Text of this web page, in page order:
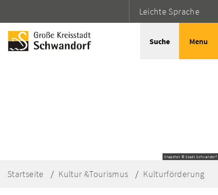
Leichte Sprache
Suche Menu
Snapshot © Stadt Schwandorf
Startseite Kultur &Tourismus Kulturförderung